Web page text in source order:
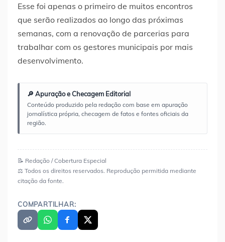
Esse foi apenas o primeiro de muitos encontros
que serão realizados ao longo das próximas
semanas, com a renovação de parcerias para
trabalhar com os gestores municipais por mais
desenvolvimento.
🔎 Apuração e Checagem Editorial
Conteúdo produzido pela redação com base em apuração
jornalística própria, checagem de fatos e fontes oficiais da
região.
📝 Redação / Cobertura Especial
⚖️ Todos os direitos reservados. Reprodução permitida mediante
citação da fonte.
COMPARTILHAR: